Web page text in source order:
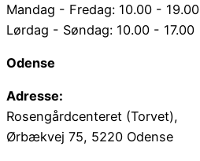
Mandag - Fredag: 10.00 - 19.00
Lørdag - Søndag: 10.00 - 17.00
Odense
Adresse:
Rosengårdcenteret (Torvet),
Ørbækvej 75, 5220 Odense